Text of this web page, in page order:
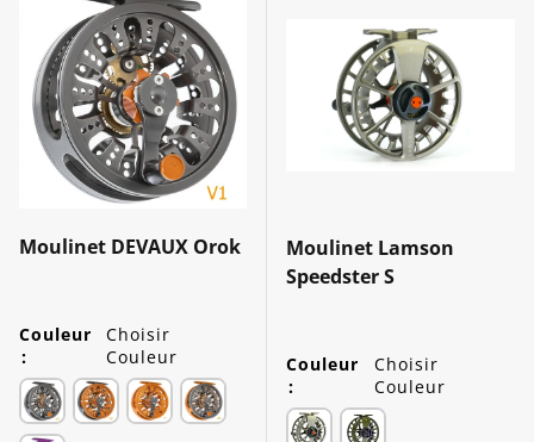
Moulinet DEVAUX Orok
Couleur
:
Choisir
Couleur
Moulinet Lamson
Speedster S
Couleur
:
Choisir
Couleur